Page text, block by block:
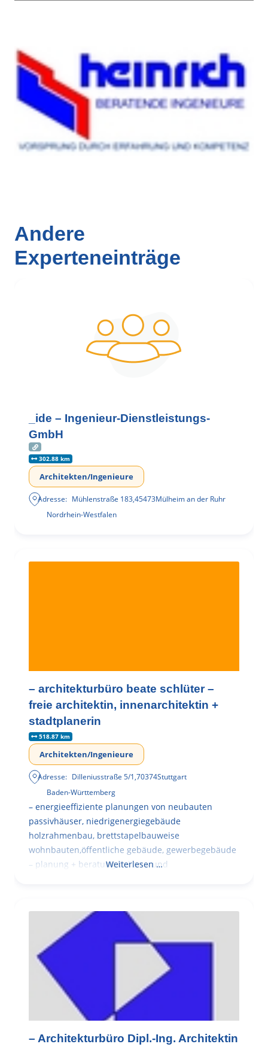
Andere
Experteneinträge
_ide – Ingenieur-Dienstleistungs-
GmbH
302.88 km
Architekten/Ingenieure
Adresse: Mühlenstraße 183,45473Mülheim an der Ruhr
Nordrhein-Westfalen
– architekturbüro beate schlüter –
freie architektin, innenarchitektin +
stadtplanerin
518.87 km
Architekten/Ingenieure
Adresse: Dilleniusstraße 5/1,70374Stuttgart
Baden-Württemberg
– energieeffiziente planungen von neubauten
passivhäuser, niedrigenergiegebäude
holzrahmenbau, brettstapelbauweise
wohnbauten,öffentliche gebäude, gewerbegebäude
– planung + beratung bei an – und
Weiterlesen …
– Architekturbüro Dipl.-Ing. Architektin